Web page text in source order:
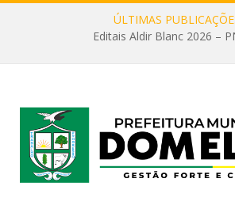
ÚLTIMAS
Editais Aldir Blanc 2026 –